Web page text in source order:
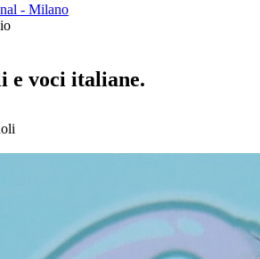
- Milano
e voci italiane.